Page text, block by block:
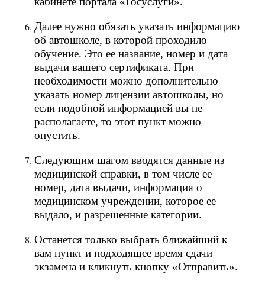
Далее нужно обязать указать информацию
об автошколе, в которой проходило
обучение. Это ее название, номер и дата
выдачи вашего сертификата. При
необходимости можно дополнительно
указать номер лицензии автошколы, но
если подобной информацией вы не
располагаете, то этот пункт можно
опустить.
Следующим шагом вводятся данные из
медицинской справки, в том числе ее
номер, дата выдачи, информация о
медицинском учреждении, которое ее
выдало, и разрешенные категории.
Останется только выбрать ближайший к
вам пункт и подходящее время сдачи
экзамена и кликнуть кнопку «Отправить».